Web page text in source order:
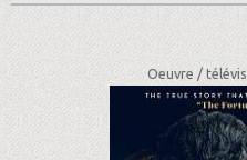
Oeuvre /